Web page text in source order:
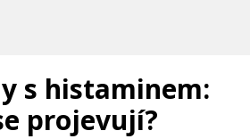
s histaminem:
projevují?